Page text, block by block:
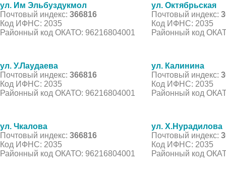
ул. Им Эльбуздукмол
Почтовый индекс: 366816
Код ИФНС: 2035
Районный код ОКАТО: 96216804001
ул. Октябрьская
Почтовый индекс:
Код ИФНС: 2035
Районный код
ул. У.Лаудаева
Почтовый индекс: 366816
Код ИФНС: 2035
Районный код ОКАТО: 96216804001
ул. Калинина
Почтовый индекс:
Код ИФНС: 2035
Районный код
ул. Чкалова
Почтовый индекс: 366816
Код ИФНС: 2035
Районный код ОКАТО: 96216804001
ул. Х.Нурадилова
Почтовый индекс:
Код ИФНС: 2035
Районный код